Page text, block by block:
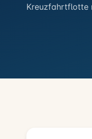
Kreuzfahrtflotte